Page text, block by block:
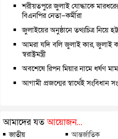
শরীয়তপুরে জুলাই যোদ্ধাকে
বিএনপির নেতা–কর্মীরা
জুলাইয়ের অনুষ্ঠানে তথ্যচিত্র নিয়ে
আমরা যদি বলি জুলাই কার, জুলাই
স্বরাষ্ট্রমন্ত্রী
অবশেষে রিপন মিয়ার নামে ধর্ষণ
আগামী প্রজন্মের স্বার্থেই
আমাদের যতআয়োজন...
জাতীয় আন্তর্জাতিক